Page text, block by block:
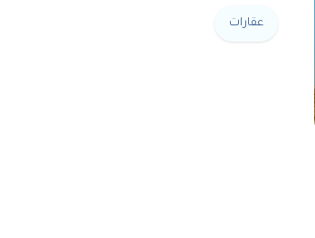
عقارات